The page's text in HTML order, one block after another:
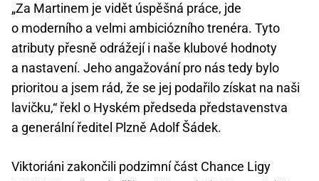
„Za Martinem je vidět úspěšná práce, jde
o moderního a velmi ambiciózního trenéra. Tyto
atributy přesně odrážejí i naše klubové hodnoty
a nastavení. Jeho angažování pro nás tedy bylo
prioritou a jsem rád, že se jej podařilo získat na naši
lavičku,“ řekl o Hyském předseda představenstva
a generální ředitel Plzně Adolf Šádek.
Viktoriáni zakončili podzimní část Chance Ligy